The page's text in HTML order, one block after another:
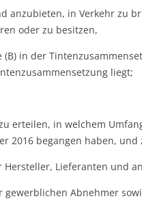
anzubieten, in Verkehr zu
oder zu besitzen,
in der
liegt;
erteilen, in welchem
2016 begangen haben,
Lieferanten und
Abnehmer